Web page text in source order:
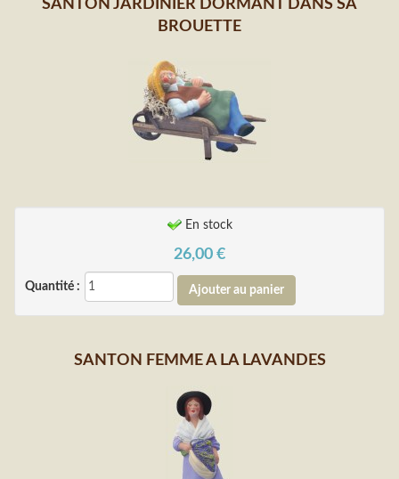
SANTON JARDINIER DORMANT DANS SA
BROUETTE
En stock
26,00 €
Quantité :
SANTON FEMME A LA LAVANDES